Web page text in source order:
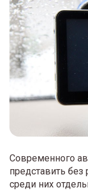
Современного
представить
среди них